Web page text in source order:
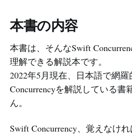
本書の内容
本書は、そんなSwift
理解できる解説本です。
2022年5月現在、日本語で網
Concurrencyを解説している書
ん。
Swift Concurrency、覚えなけ